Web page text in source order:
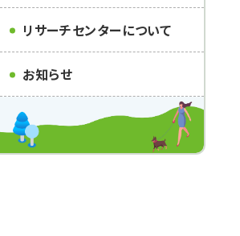
リサーチセンターについて
お知らせ